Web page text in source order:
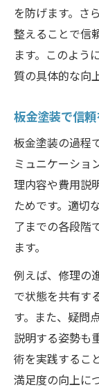
を防げます。さ
整えることで信
ます。このよう
質の具体的な向
板金塗装で信
板金塗装の過程
ミュニケーショ
理内容や費用説
ためです。適切
了までの各段階
ます。
例えば、修理の
で状態を共有す
す。また、疑問
説明する姿勢も
術を実践するこ
満足度の向上に